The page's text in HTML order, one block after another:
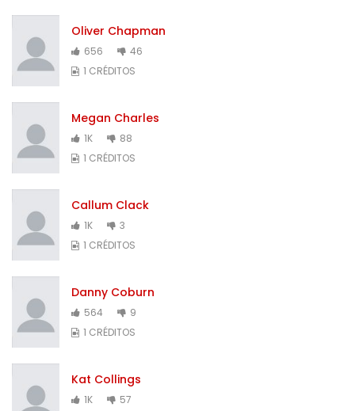
Oliver Chapman
656
46
1 CRÉDITOS
Megan Charles
1K
88
1 CRÉDITOS
Callum Clack
1K
3
1 CRÉDITOS
Danny Coburn
564
9
1 CRÉDITOS
Kat Collings
1K
57